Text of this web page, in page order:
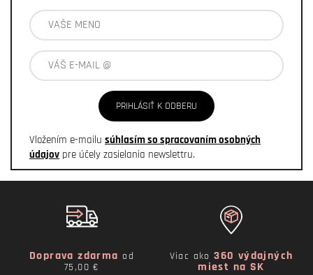
PRIHLÁSIŤ K ODBERU
Vložením e-mailu súhlasím so spracovaním osobných
údajov pre účely zasielania newslettru.
Doprava zdarma od
75,00 €
Viac ako360 výdajných
miest na SK